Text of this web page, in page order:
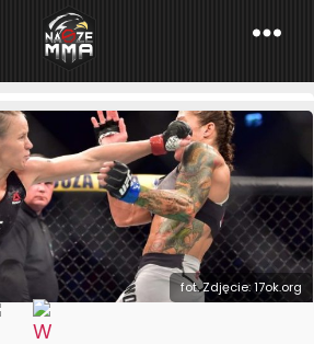
NaszeMMA
»Świat»UFC»Valentina Shevchenko
fot. Zdjęcie: 17ok.org